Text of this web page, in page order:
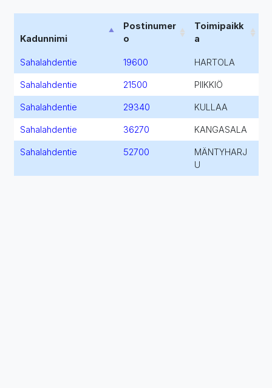
Kadunnimi
Postinumer
o
Toimipaikk
a
Sahalahdentie 19600 HARTOLA
Sahalahdentie 21500 PIIKKIÖ
Sahalahdentie 29340 KULLAA
Sahalahdentie 36270 KANGASALA
Sahalahdentie 52700
MÄNTYHARJ
U